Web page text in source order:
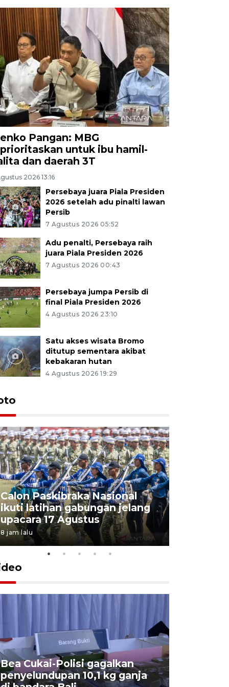
Pangan: MBG
untuk ibu hamil-
dan daerah 3T
2026 13:16
Persebaya juara Piala Presiden
2026 setelah adu pinalti lawan
Persib
7 Agustus 2026 05:52
Adu penalti, Persebaya raih
juara Piala Presiden 2026
7 Agustus 2026 00:43
Persebaya jumpa Persib di
final Piala Presiden 2026
4 Agustus 2026 23:10
Satu akses wisata Bromo
ditutup sementara akibat
kebakaran hutan
4 Agustus 2026 19:29
Calon Paskibraka Nasional
ikuti latihan gabungan jelang
upacara 17 Agustus
8 jam lalu
Bea Cukai-Polisi gagalkan
penyelundupan 10,1 kg ganja